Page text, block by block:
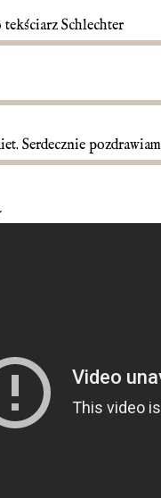
Schlechter
Serdecznie